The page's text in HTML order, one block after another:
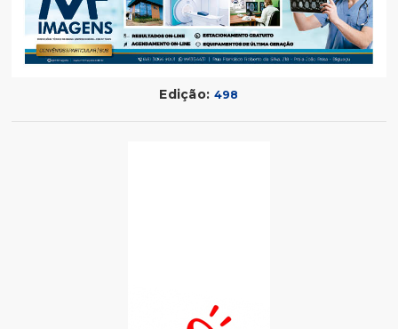
Edição: 498